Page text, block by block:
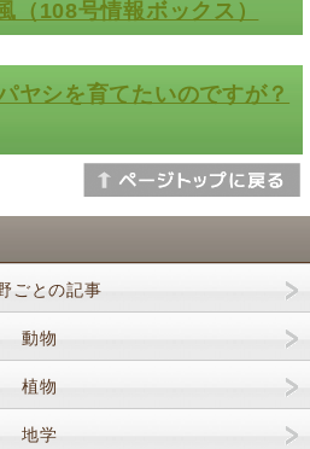
（108号情報ボックス）
ヤシを育てたいのですが？
ごとの記事
動物
植物
地学